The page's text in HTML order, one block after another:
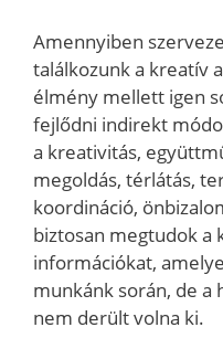
Amennyiben
találkozunk a kreatív
élmény mellett igen
fejlődni indirekt
a kreativitás,
megoldás, térlátás,
koordináció,
biztosan megtudok a
információkat,
munkánk során, de a
nem derült volna ki.